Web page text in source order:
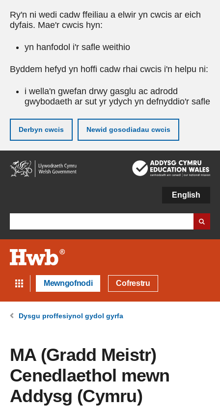
Ry'n ni wedi cadw ffeiliau a elwir yn cwcis ar eich
dyfais. Mae'r cwcis hyn:
yn hanfodol i'r safle weithio
Byddem hefyd yn hoffi cadw rhai cwcis i'n helpu ni:
i wella'n gwefan drwy gasglu ac adrodd
gwybodaeth ar sut yr ydych yn defnyddio'r safle
Derbyn cwcis Newid gosodiadau cwcis
Neidio
i'r
prif
English
Mewngofnodi Cofrestru
Dysgu proffesiynol gydol gyrfa
MA (Gradd Meistr)
Cenedlaethol mewn
Addysg (Cymru)